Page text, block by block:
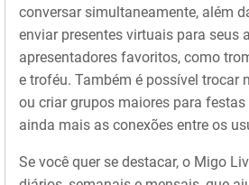
conversar simultaneamente, além
enviar presentes virtuais para seus
apresentadores favoritos, como
e troféu. Também é possível trocar
ou criar grupos maiores para
ainda mais as conexões entre os
Se você quer se destacar, o Migo